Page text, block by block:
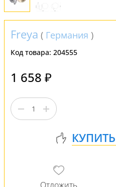
Freya ( Германия )
Код товара: 204555
1 658 ₽